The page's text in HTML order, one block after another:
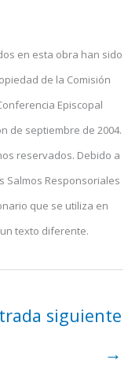
en esta obra han sido
de la Comisión
Episcopal
de septiembre de 2004.
reservados. Debido a
Salmos Responsoriales
que se utiliza en
texto diferente.
siguiente
→